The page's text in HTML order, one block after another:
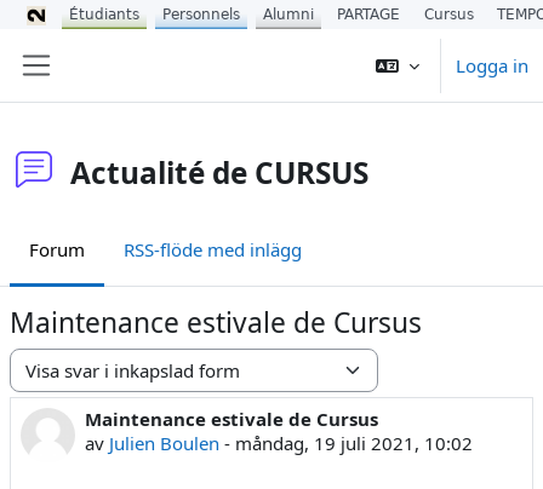
Logga in
Actualité de CURSUS
Forum RSS-flöde med inlägg
Maintenance estivale de Cursus
Visningsläge
Maintenance estivale de Cursus
av Julien Boulen - måndag, 19 juli 2021, 10:02
Antal svar: 0
Étudiants Personnels Alumni PARTAGE Cursus